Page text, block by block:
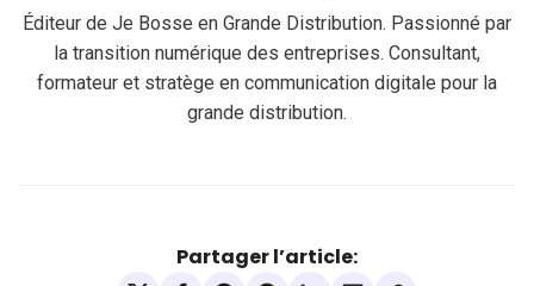
Éditeur de Je Bosse en Grande Distribution. Passionné par
la transition numérique des entreprises. Consultant,
formateur et stratège en communication digitale pour la
grande distribution.
Partager l’article: